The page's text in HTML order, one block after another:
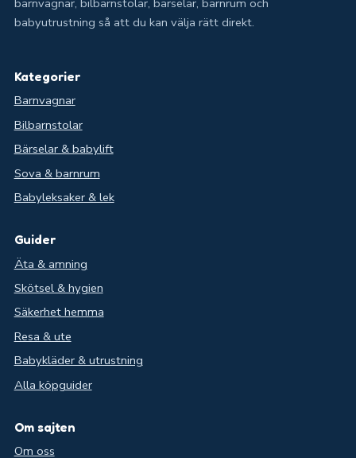
barnvagnar, bilbarnstolar, bärselar, barnrum och
babyutrustning så att du kan välja rätt direkt.
Kategorier
Barnvagnar
Bilbarnstolar
Bärselar & babylift
Sova & barnrum
Babyleksaker & lek
Guider
Äta & amning
Skötsel & hygien
Säkerhet hemma
Resa & ute
Babykläder & utrustning
Alla köpguider
Om sajten
Om oss